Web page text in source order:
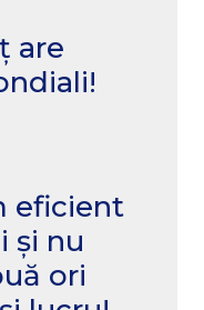
are
eficient
și nu
ori